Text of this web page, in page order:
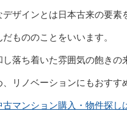
デザインとは日本古来の要素
だもののことをいいます。
し落ち着いた雰囲気の飽きの
リノベーションにもおすす
古マンション購⼊・物件探し